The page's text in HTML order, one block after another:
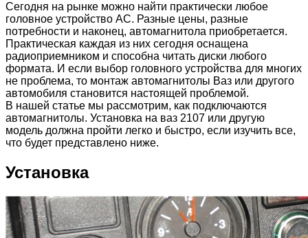
Сегодня на рынке можно найти практически любое
головное устройство АС. Разные цены, разные
потребности и наконец, автомагнитола приобретается.
Практическая каждая из них сегодня оснащена
радиоприемником и способна читать диски любого
формата. И если выбор головного устройства для многих
не проблема, то монтаж автомагнитолы Ваз или другого
автомобиля становится настоящей проблемой.
В нашей статье мы рассмотрим, как подключаются
автомагнитолы. Установка на ваз 2107 или другую
модель должна пройти легко и быстро, если изучить все,
что будет представлено ниже.
Установка